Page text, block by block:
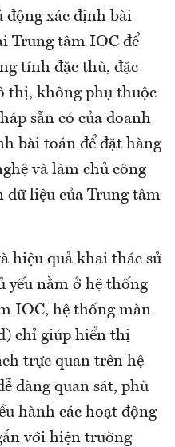
động xác định bài
Trung tâm IOC để
tính đặc thù, đặc
thị, không phụ thuộc
sẵn có của doanh
bài toán để đặt hàng
và làm chủ công
dữ liệu của Trung tâm
hiệu quả khai thác sử
yếu nằm ở hệ thống
IOC, hệ thống màn
chỉ giúp hiển thị
trực quan trên hệ
dàng quan sát, phù
hành các hoạt động
với hiện trường